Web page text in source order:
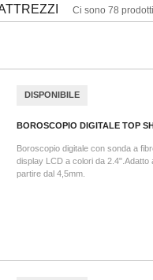
Ci sono 78
DISPONIBILE
BOROSCOPIO DIGITALE TOP
Boroscopio digitale con sonda a
display LCD a colori da 2.4".Adatto
partire dal 4,5mm.